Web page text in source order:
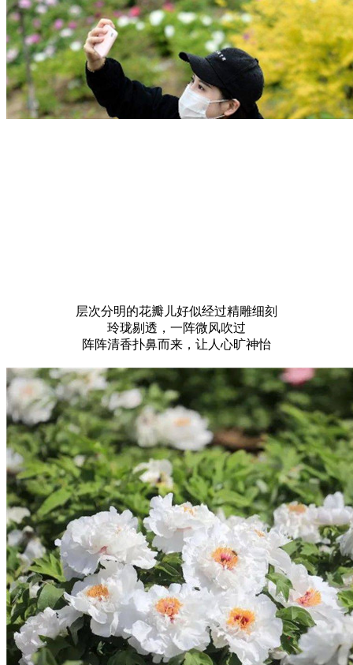
层次分明的花瓣儿好似经过精雕细刻
玲珑剔透，一阵微风吹过
阵阵清香扑鼻而来，让人心旷神怡